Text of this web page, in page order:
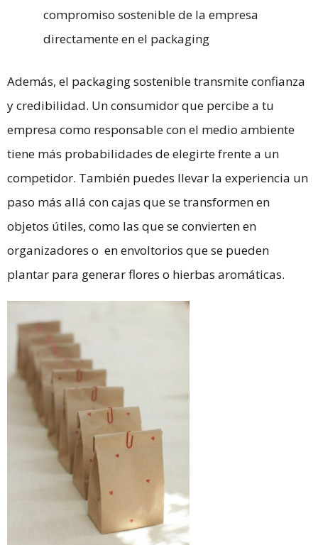
compromiso sostenible de la empresa
directamente en el packaging
Además, el packaging sostenible transmite confianza
y credibilidad. Un consumidor que percibe a tu
empresa como responsable con el medio ambiente
tiene más probabilidades de elegirte frente a un
competidor. También puedes llevar la experiencia un
paso más allá con cajas que se transformen en
objetos útiles, como las que se convierten en
organizadores o en envoltorios que se pueden
plantar para generar flores o hierbas aromáticas.